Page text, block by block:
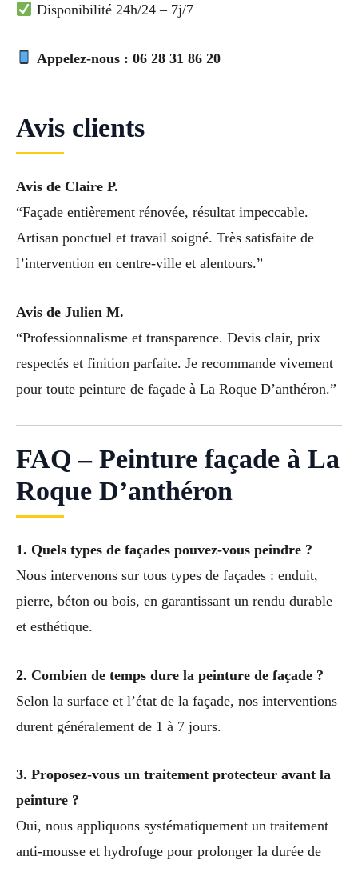
Disponibilité 24h/24 – 7j/7
Appelez-nous : 06 28 31 86 20
Avis clients
Avis de Claire P.
“Façade entièrement rénovée, résultat impeccable.
Artisan ponctuel et travail soigné. Très satisfaite de
l’intervention en centre-ville et alentours.”
Avis de Julien M.
“Professionnalisme et transparence. Devis clair, prix
respectés et finition parfaite. Je recommande vivement
pour toute peinture de façade à La Roque D’anthéron.”
FAQ – Peinture façade à La
Roque D’anthéron
1. Quels types de façades pouvez-vous peindre ?
Nous intervenons sur tous types de façades : enduit,
pierre, béton ou bois, en garantissant un rendu durable
et esthétique.
2. Combien de temps dure la peinture de façade ?
Selon la surface et l’état de la façade, nos interventions
durent généralement de 1 à 7 jours.
3. Proposez-vous un traitement protecteur avant la
peinture ?
Oui, nous appliquons systématiquement un traitement
anti-mousse et hydrofuge pour prolonger la durée de